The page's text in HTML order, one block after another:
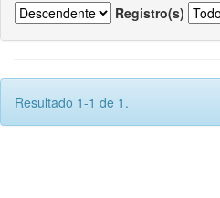
Registro(s)
Resultado 1-1 de 1.